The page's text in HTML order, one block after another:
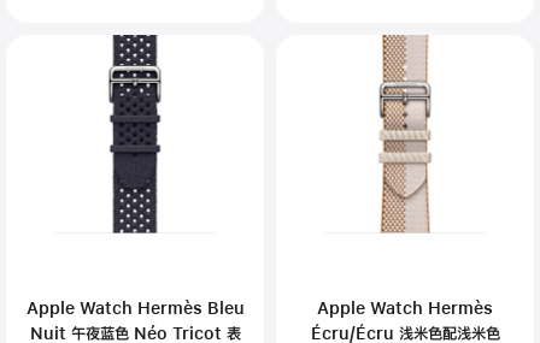
Apple Watch Hermès Bleu
Nuit 午夜蓝色 Néo Tricot 表
Apple Watch Hermès
Écru/Écru 浅米色配浅米色